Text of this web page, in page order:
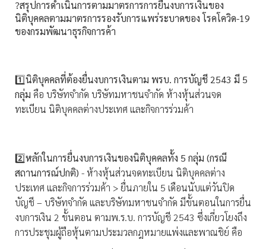
?สรุปการดำเนินการตามมาตรการการยื่นงบการเงินของ
นิติบุคคลตามมาตรการรองรับการแพร่ระบาดของ โรคโควิด-19
ของกรมพัฒนาธุรกิจการค้า
1️⃣นิติบุคคลที่ต้องยื่นงบการเงินตาม พรบ. การบัญชี 2543 มี 5
กลุ่ม คือ บริษัทจำกัด บริษัทมหาชนจำกัด ห้างหุ้นส่วนจด
ทะเบียน นิติบุคคลต่างประเทศ และกิจการร่วมค้า
2️⃣หลักในการยื่นงบการเงินของนิติบุคคลทั้ง 5 กลุ่ม (กรณี
สถานการณ์ปกติ) - ห้างหุ้นส่วนจดทะเบียน นิติบุคคลต่าง
ประเทศ และกิจการร่วมค้า > ยื่นภายใน 5 เดือนนับแต่วันปิด
บัญชี – บริษัทจำกัด และบริษัทมหาชนจำกัด มีขั้นตอนในการยื่น
งบการเงิน 2 ขั้นตอน ตามพ.ร.บ. การบัญชี 2543 ซึ่งเกี่ยวโยงถึง
การประชุมผู้ถือหุ้นตามประมวลกฎหมายแพ่งและพาณชิย์ คือ